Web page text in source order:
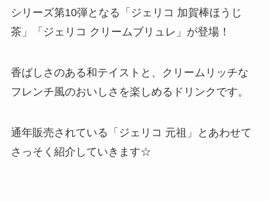
シリーズ第10弾となる「ジェリコ 加賀棒ほうじ
茶」「ジェリコ クリームブリュレ」が登場！
香ばしさのある和テイストと、クリームリッチな
フレンチ風のおいしさを楽しめるドリンクです。
通年販売されている「ジェリコ 元祖」とあわせて
さっそく紹介していきます☆